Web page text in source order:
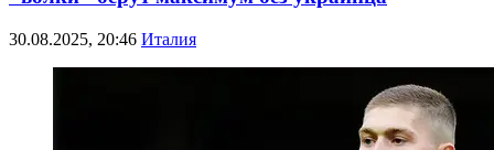
30.08.2025, 20:46 Италия